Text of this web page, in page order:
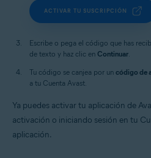
ACTIVAR TU SUSCRIPCIÓN
Escribe o pega el código que has
de texto y haz clic en Continuar.
Tu código se canjea por un código de
a tu Cuenta Avast.
Ya puedes activar tu aplicación de
activación o iniciando sesión en tu
aplicación.